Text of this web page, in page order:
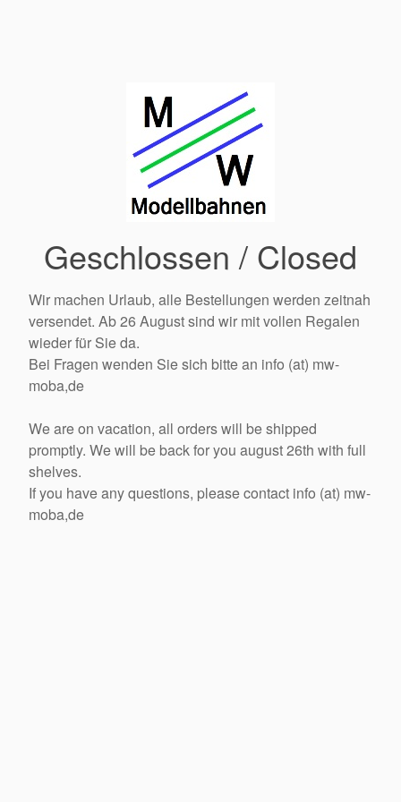
Geschlossen / Closed
Wir machen Urlaub, alle Bestellungen werden zeitnah
versendet. Ab 26 August sind wir mit vollen Regalen
wieder für Sie da.
Bei Fragen wenden Sie sich bitte an info (at) mw-
moba,de
We are on vacation, all orders will be shipped
promptly. We will be back for you august 26th with full
shelves.
If you have any questions, please contact info (at) mw-
moba,de